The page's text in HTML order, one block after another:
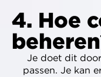
4. Hoe
Je doet dit
passen. Je kan